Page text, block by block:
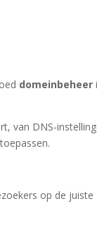
domeinbeheer
van DNS-
op de juiste